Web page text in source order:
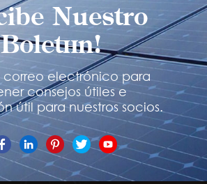
Nuestro
Boletín!
correo electrónico para
consejos útiles e
útil para nuestros socios.